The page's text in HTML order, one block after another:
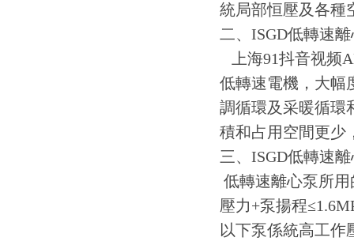
統局部恒壓及各種
二、ISGD低轉速
上海91抖音视频
低轉速電機，大幅
調循環及采暖循環
積和占用空間更少
三、ISGD低轉
低轉速離心泵所用
壓力+泵揚程
以下泵係統高工